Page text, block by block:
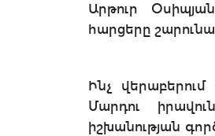
Արթուր
հարցերը
Ինչ
Մարդու
իշխանության